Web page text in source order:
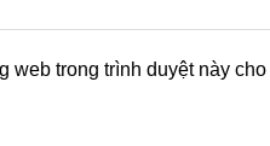
web trong trình duyệt này